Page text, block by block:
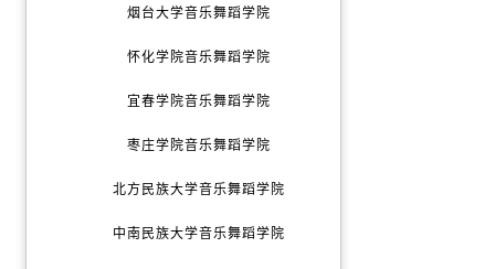
烟台大学音乐舞蹈学院
怀化学院音乐舞蹈学院
宜春学院音乐舞蹈学院
枣庄学院音乐舞蹈学院
北方民族大学音乐舞蹈学院
中南民族大学音乐舞蹈学院